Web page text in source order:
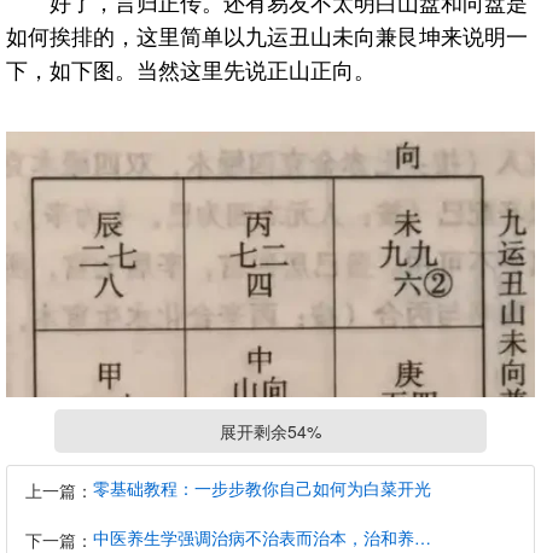
如何挨排的，这里简单以九运丑山未向兼艮坤来说明一
下，如下图。当然这里先说正山正向。
展开剩余54%
上一篇： 零基础教程：一步步教你自己如何为白菜开光
下一篇： 中医养生学强调治病不治表而治本，治和养兼顾是有必要的